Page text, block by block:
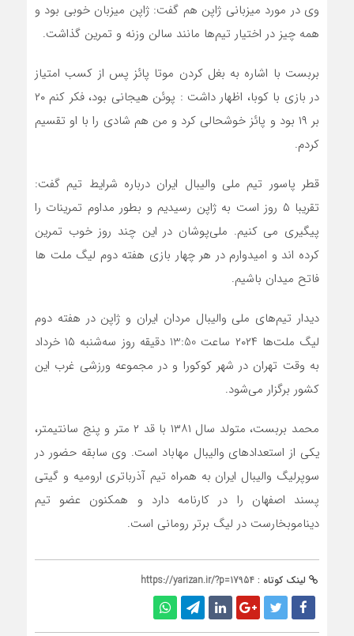
وی در مورد میزبانی ژاپن هم گفت: ژاپن میزبان خوبی بود و
همه چیز در اختیار تیم‌ها مانند سالن وزنه و تمرین گذاشت.
بربست با اشاره به بغل کردن موتا پائز پس از کسب امتیاز
در بازی با کوبا، اظهار داشت : پوئن هیجانی بود، فکر کنم ۲۰
بر ۱۹ بود و پائز خوشحالی کرد و من هم شادی را با او تقسیم
کردم.
قطر پاسور تیم ملی والیبال ایران درباره شرایط تیم گفت:
تقریبا ۵ روز است به ژاپن رسیدیم و بطور مداوم تمرینات را
پیگیری می کنیم. ملی‌پوشان در این چند روز خوب تمرین
کرده اند و امیدوارم در هر چهار بازی هفته دوم لیگ ملت ها
فاتح میدان باشیم.
دیدار تیم‌های ملی والیبال مردان ایران و ژاپن در هفته دوم
لیگ ملت‌ها ۲۰۲۴ ساعت 13:50 دقیقه روز سه‌شنبه ۱۵ خرداد
به وقت تهران در شهر کوکورا و در مجموعه ورزشی غرب این
کشور برگزار می‌شود.
محمد بربست، متولد سال ۱۳۸۱ با قد ۲ متر و پنج سانتیمتر،
یکی از استعدادهای والیبال مهاباد است. وی سابقه حضور در
سوپرلیگ والیبال ایران به همراه تیم آذرباتری ارومیه و گیتی
پسند اصفهان را در کارنامه دارد و همکنون عضو تیم
دیناموبخارست در لیگ برتر رومانی است.
لینک کوتاه : https://yarizan.ir/?p=17954